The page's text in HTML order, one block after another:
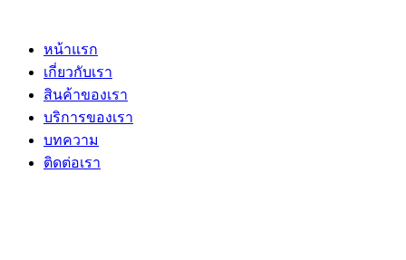
contentหน้าแรก
เกี่ยวกับเรา
สินค้าของเรา
บริการของเรา
บทความ
ติดต่อเรา